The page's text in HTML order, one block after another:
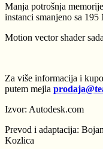
Manja potrošnja
instanci smanjeno sa
Motion vector shader
Za više informacija i
putem mejla
Izvor: Autodesk.com
Prevod i adaptacija:
Kozlica